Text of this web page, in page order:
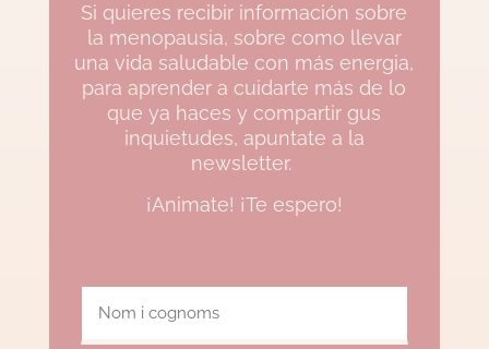
Si quieres recibir información sobre
la menopausia, sobre como llevar
una vida saludable con más energia,
para aprender a cuidarte más de lo
que ya haces y compartir gus
inquietudes, apuntate a la
newsletter.
¡Animate! ¡Te espero!